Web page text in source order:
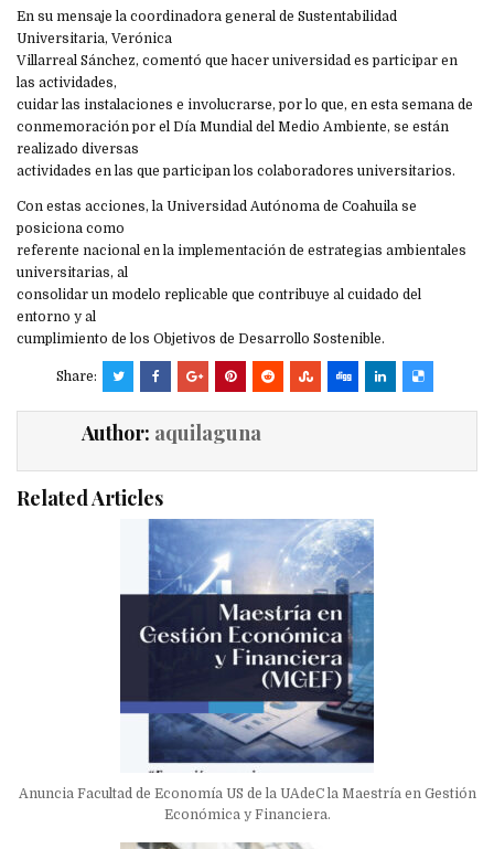
En su mensaje la coordinadora general de Sustentabilidad
Universitaria, Verónica
Villarreal Sánchez, comentó que hacer universidad es participar en
las actividades,
cuidar las instalaciones e involucrarse, por lo que, en esta semana de
conmemoración por el Día Mundial del Medio Ambiente, se están
realizado diversas
actividades en las que participan los colaboradores universitarios.
Con estas acciones, la Universidad Autónoma de Coahuila se
posiciona como
referente nacional en la implementación de estrategias ambientales
universitarias, al
consolidar un modelo replicable que contribuye al cuidado del
entorno y al
cumplimiento de los Objetivos de Desarrollo Sostenible.
Share:
Author: aquilaguna
Related Articles
Anuncia Facultad de Economía US de la UAdeC la Maestría en Gestión
Económica y Financiera.